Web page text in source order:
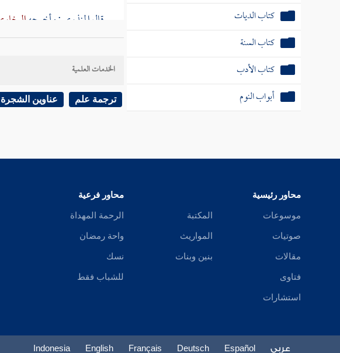
كتاب الديات
كتاب السنة
كتاب الأدب
أبواب النوم
قالالمنذري :وأخرجهالبخاري
الخدمات العلمية
ترجمة علم عناوين الشجرة
محاور رئيسية
موسوعات
صوتيات
مقالات
فتاوى
استشارات
المكتبة
المواريث
بنين وبنات
محاور فرعية
الرحمة المهداة
واحة رمضان
نسك
للشباب فقط
عربي Español
Deutsch
Français
English
Indonesia